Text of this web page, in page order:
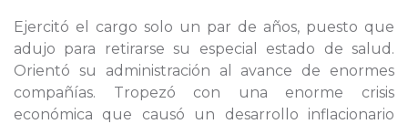
Ejercitó el cargo solo un par de años, puesto que
adujo para retirarse su especial estado de salud.
Orientó su administración al avance de enormes
compañías. Tropezó con una enorme crisis
económica que causó un desarrollo inflacionario